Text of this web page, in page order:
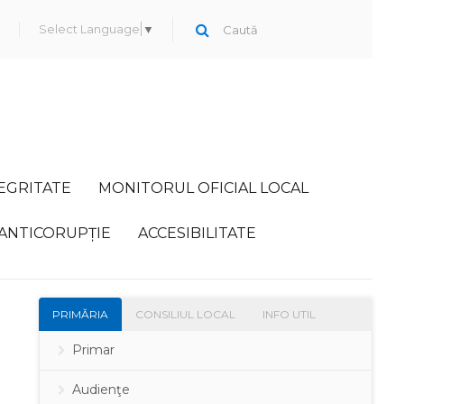
Select Language ▼
MONITORUL OFICIAL LOCAL
ACCESIBILITATE
PRIMĂRIA CONSILIUL LOCAL INFO UTIL
Primar
Audienţe